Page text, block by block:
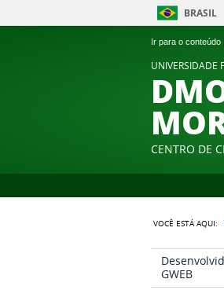
Ir para o conteúdo
BRASIL
UNIVERSIDADE
CENTRO DE
VOCÊ ESTÁ AQUI:
GWEB